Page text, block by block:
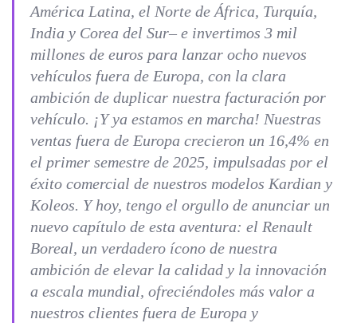
América Latina, el Norte de África, Turquía,
India y Corea del Sur– e invertimos 3 mil
millones de euros para lanzar ocho nuevos
vehículos fuera de Europa, con la clara
ambición de duplicar nuestra facturación por
vehículo. ¡Y ya estamos en marcha! Nuestras
ventas fuera de Europa crecieron un 16,4% en
el primer semestre de 2025, impulsadas por el
éxito comercial de nuestros modelos Kardian y
Koleos. Y hoy, tengo el orgullo de anunciar un
nuevo capítulo de esta aventura: el Renault
Boreal, un verdadero ícono de nuestra
ambición de elevar la calidad y la innovación
a escala mundial, ofreciéndoles más valor a
nuestros clientes fuera de Europa y